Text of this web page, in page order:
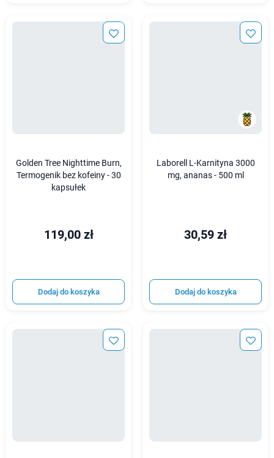
Golden Tree Nighttime Burn,
Termogenik bez kofeiny - 30
kapsułek
119,00 zł
Dodaj do koszyka
Laborell L-Karnityna 3000
mg, ananas - 500 ml
30,59 zł
Dodaj do koszyka